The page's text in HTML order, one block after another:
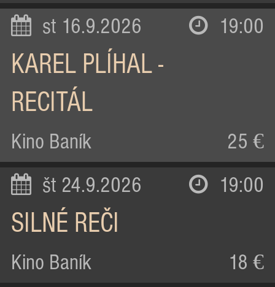
st 16.9.2026 19:00
KAREL PLÍHAL -
RECITÁL
Kino Baník 25 €
št 24.9.2026 19:00
SILNÉ REČI
Kino Baník 18 €